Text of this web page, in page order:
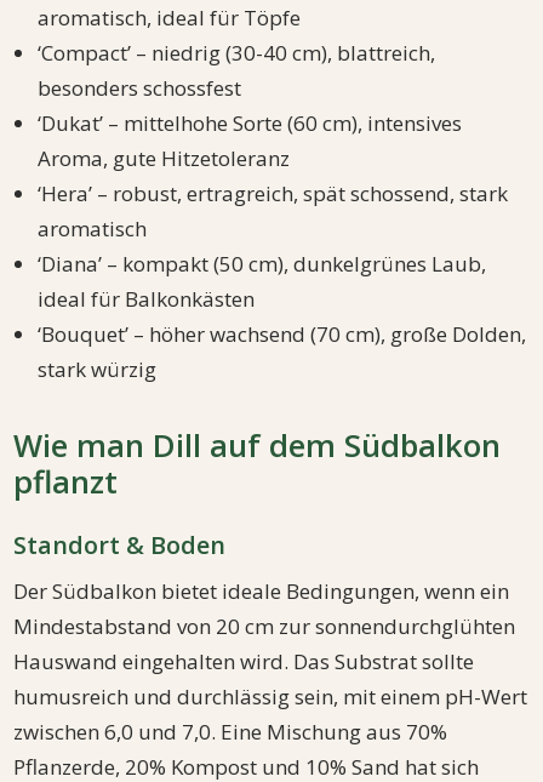
aromatisch, ideal für Töpfe
‘Compact’ – niedrig (30-40 cm), blattreich,
besonders schossfest
‘Dukat’ – mittelhohe Sorte (60 cm), intensives
Aroma, gute Hitzetoleranz
‘Hera’ – robust, ertragreich, spät schossend, stark
aromatisch
‘Diana’ – kompakt (50 cm), dunkelgrünes Laub,
ideal für Balkonkästen
‘Bouquet’ – höher wachsend (70 cm), große Dolden,
stark würzig
Wie man Dill auf dem Südbalkon
pflanzt
Standort & Boden
Der Südbalkon bietet ideale Bedingungen, wenn ein
Mindestabstand von 20 cm zur sonnendurchglühten
Hauswand eingehalten wird. Das Substrat sollte
humusreich und durchlässig sein, mit einem pH-Wert
zwischen 6,0 und 7,0. Eine Mischung aus 70%
Pflanzerde, 20% Kompost und 10% Sand hat sich